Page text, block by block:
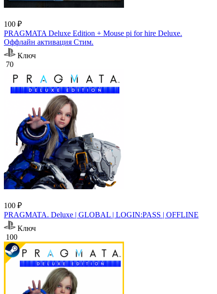
100 ₽
PRAGMATA Deluxe Edition + Mouse pi for hire Deluxe.
Оффлайн активация Cтим.
Ключ
70
100 ₽
PRAGMATA. Deluxe | GLOBAL | LOGIN:PASS | OFFLINE
Ключ
100